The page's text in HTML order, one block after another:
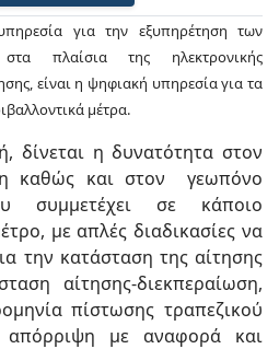
για την εξυπηρέτηση των
πλαίσια της ηλεκτρονικής
είναι η ψηφιακή υπηρεσία για τα
μέτρα.
δίνεται η δυνατότητα στον
καθώς και στον γεωπόνο
συμμετέχει σε κάποιο
με απλές διαδικασίες να
την κατάσταση της αίτησης
αίτησης-διεκπεραίωση,
πίστωσης τραπεζικού
με αναφορά και